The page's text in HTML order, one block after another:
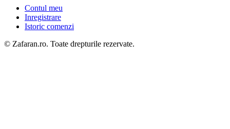
Contul meu
Inregistrare
Istoric comenzi
© Zafaran.ro. Toate drepturile rezervate.